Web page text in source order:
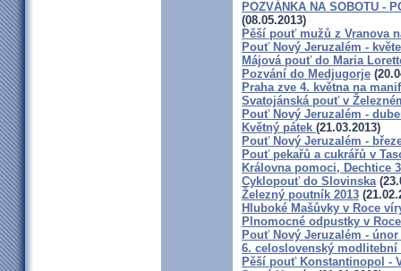
POZVÁNKA NA SOBOTU -
(08.05.2013)
Pěší pouť mužů z Vranova
Pouť Nový Jeruzalém -
Májová pouť do Maria
Pozvání do Medjugorje
Praha zve 4. května na
Svatojánská pouť v
Pouť Nový Jeruzalém -
Květný pátek (21.03.2013)
Pouť Nový Jeruzalém -
Pouť pekařů a cukrářů v
Královna pomoci, Dechtice
Cyklopouť do Slovinska
Železný poutník 2013
Hluboké Mašůvky v Roce
Plnomocné odpustky v
Pouť Nový Jeruzalém - únor
6. celoslovenský modlitební
Pěší pouť Konstantinopol -